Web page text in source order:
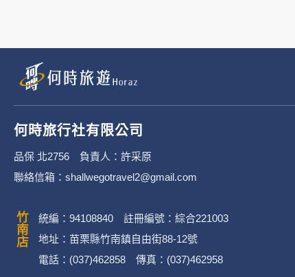
二、個資蒐集處理
2. 蒐集目的：提供本公司相關
3. 個人資料類別：
辨識個人者(包含但不限於
辨識財務者(包含但不限於
政府資料中之辨識者(包含
何時旅行社有限公司
品保 北2756 負責人：許采原
聯絡信箱：shallwegotravel2@gmail.com
竹南店
統編：94108840 註冊編號：綜合221003
地址：苗栗縣竹南鎮自由街88-12號
電話：(037)462858 傳真：(037)462958